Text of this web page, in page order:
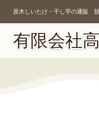
有限会社
原木しいたけ・干し芋の通販